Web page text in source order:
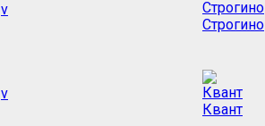
v
Строгино
v
Квант